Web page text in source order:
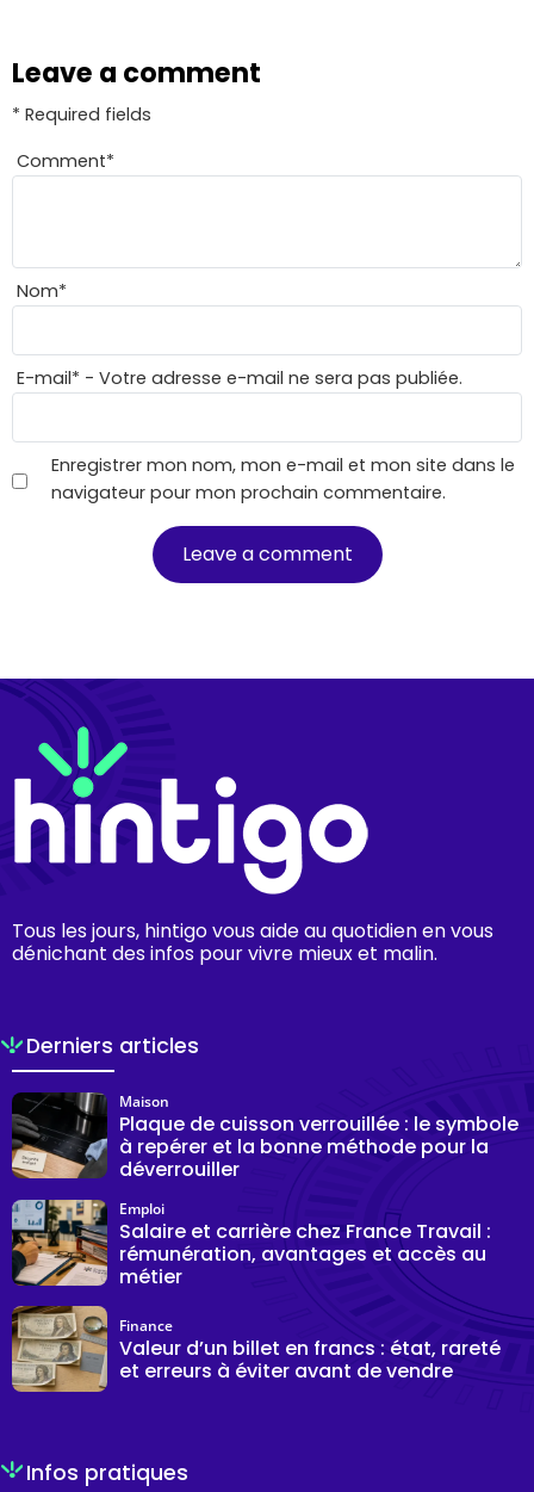
Leave a comment
* Required fields
Comment*
Nom*
E-mail* - Votre adresse e-mail ne sera pas publiée.
Enregistrer mon nom, mon e-mail et mon site dans le
navigateur pour mon prochain commentaire.
Tous les jours, hintigo vous aide au quotidien en vous
dénichant des infos pour vivre mieux et malin.
Derniers articles
Plaque de cuisson verrouillée : le symbole
à repérer et la bonne méthode pour la
déverrouiller
Maison
Salaire et carrière chez France Travail :
rémunération, avantages et accès au
métier
Emploi
Valeur d’un billet en francs : état, rareté
et erreurs à éviter avant de vendre
Finance
Infos pratiques